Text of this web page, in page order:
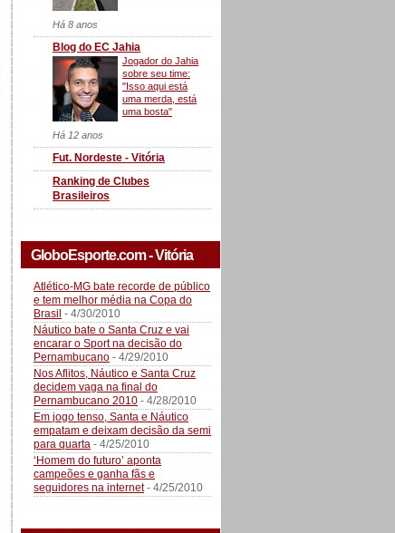
Há 8 anos
Blog do EC Jahia
Jogador do Jahia
sobre seu time:
"Isso aqui está
uma merda, está
uma bosta"
Há 12 anos
Fut. Nordeste - Vitória
Ranking de Clubes
Brasileiros
GloboEsporte.com - Vitória
Atlético-MG bate recorde de público
e tem melhor média na Copa do
Brasil - 4/30/2010
Náutico bate o Santa Cruz e vai
encarar o Sport na decisão do
Pernambucano - 4/29/2010
Nos Aflitos, Náutico e Santa Cruz
decidem vaga na final do
Pernambucano 2010 - 4/28/2010
Em jogo tenso, Santa e Náutico
empatam e deixam decisão da semi
para quarta - 4/25/2010
‘Homem do futuro’ aponta
campeões e ganha fãs e
seguidores na internet- 4/25/2010